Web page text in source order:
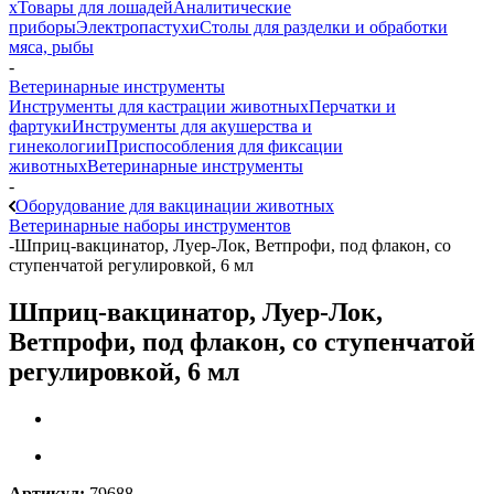
хТовары для лошадейАналитические
приборыЭлектропастухиСтолы для разделки и обработки
мяса, рыбы
-
Ветеринарные инструменты
Инструменты для кастрации животныхПерчатки и
фартукиИнструменты для акушерства и
гинекологииПриспособления для фиксации
животныхВетеринарные инструменты
-
Оборудование для вакцинации животных
Ветеринарные наборы инструментов
-Шприц-вакцинатор, Луер-Лок, Ветпрофи, под флакон, со
ступенчатой регулировкой, 6 мл
Шприц-вакцинатор, Луер-Лок,
Ветпрофи, под флакон, со ступенчатой
регулировкой, 6 мл